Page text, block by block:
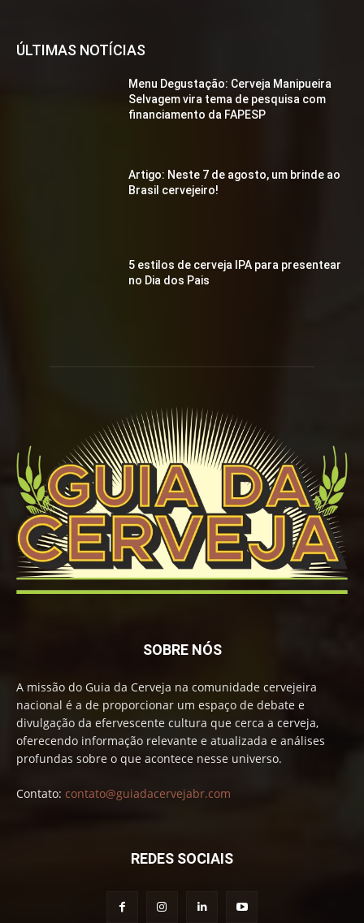
ÚLTIMAS NOTÍCIAS
Menu Degustação: Cerveja Manipueira
Selvagem vira tema de pesquisa com
financiamento da FAPESP
Artigo: Neste 7 de agosto, um brinde ao
Brasil cervejeiro!
5 estilos de cerveja IPA para presentear
no Dia dos Pais
SOBRE NÓS
A missão do Guia da Cerveja na comunidade cervejeira
nacional é a de proporcionar um espaço de debate e
divulgação da efervescente cultura que cerca a cerveja,
oferecendo informação relevante e atualizada e análises
profundas sobre o que acontece nesse universo.
Contato: contato@guiadacervejabr.com
REDES SOCIAIS